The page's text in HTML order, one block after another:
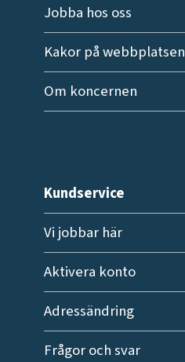
Jobba hos oss
Kakor på webbplatsen
Om koncernen
Kundservice
Vi jobbar här
Aktivera konto
Adressändring
Frågor och svar